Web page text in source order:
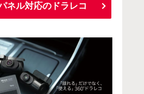
ネル対応のドラレコ